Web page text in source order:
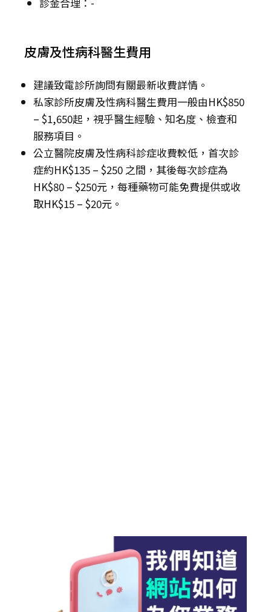
皮膚及性病科醫生費用
建議致電診所詢問有關最新收費詳情。
私家診所皮膚及性病科醫生費用一般由HK$850
– $1,650起，視乎醫生經驗、知名度、檢查和
服務項目。
公立醫院皮膚及性病科診症收費較低，首次診
症約HK$135 – $250 之間，其後每次診症為
HK$80 – $250元，每種藥物可能免費提供或收
取HK$15 – $20元。